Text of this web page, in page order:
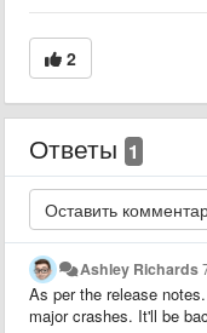
2
Ответы 1
Ashley Richards
As per the release
major crashes. It'll be